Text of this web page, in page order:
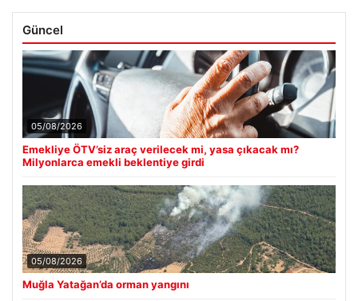
Güncel
05/08/2026
Emekliye ÖTV’siz araç verilecek mi, yasa çıkacak mı?
Milyonlarca emekli beklentiye girdi
05/08/2026
Muğla Yatağan’da orman yangını